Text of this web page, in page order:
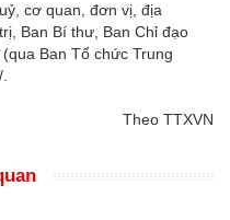
cơ quan, đơn vị, địa
Ban Bí thư, Ban Chỉ đạo
Ban Tổ chức Trung
Theo TTXVN